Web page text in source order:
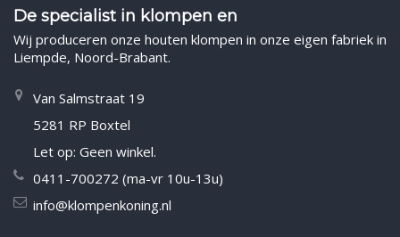
De specialist in klompen en
Wij produceren onze houten klompen in onze eigen fabriek in
Liempde, Noord-Brabant.
Van Salmstraat 19
5281 RP Boxtel
Let op: Geen winkel.
0411-700272 (ma-vr 10u-13u)
info@klompenkoning.nl